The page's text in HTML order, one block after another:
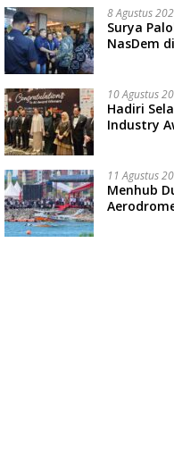
8 Agustus
Surya
NasDem
10 Agustus
Hadiri
Industry
11 Agustus
Menhub